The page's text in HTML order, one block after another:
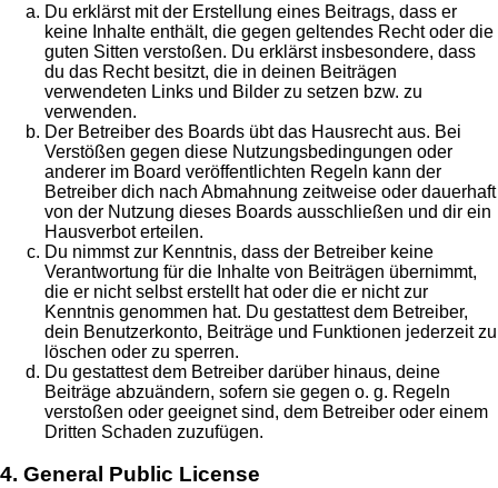
Du erklärst mit der Erstellung eines Beitrags, dass er
keine Inhalte enthält, die gegen geltendes Recht oder die
guten Sitten verstoßen. Du erklärst insbesondere, dass
du das Recht besitzt, die in deinen Beiträgen
verwendeten Links und Bilder zu setzen bzw. zu
verwenden.
Der Betreiber des Boards übt das Hausrecht aus. Bei
Verstößen gegen diese Nutzungsbedingungen oder
anderer im Board veröffentlichten Regeln kann der
Betreiber dich nach Abmahnung zeitweise oder dauerhaft
von der Nutzung dieses Boards ausschließen und dir ein
Hausverbot erteilen.
Du nimmst zur Kenntnis, dass der Betreiber keine
Verantwortung für die Inhalte von Beiträgen übernimmt,
die er nicht selbst erstellt hat oder die er nicht zur
Kenntnis genommen hat. Du gestattest dem Betreiber,
dein Benutzerkonto, Beiträge und Funktionen jederzeit zu
löschen oder zu sperren.
Du gestattest dem Betreiber darüber hinaus, deine
Beiträge abzuändern, sofern sie gegen o. g. Regeln
verstoßen oder geeignet sind, dem Betreiber oder einem
Dritten Schaden zuzufügen.
4. General Public License